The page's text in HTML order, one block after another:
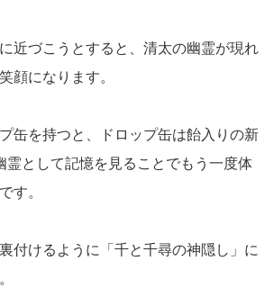
近づこうとすると、清太の幽霊が現れ
顔になります。
缶を持つと、ドロップ缶は飴入りの新
霊として記憶を見ることでもう一度体
す。
付けるように「千と千尋の神隠し」に